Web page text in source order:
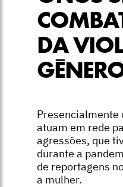
DA
Presencialmente
atuam em rede
agressões, que
durante a
de reportagens
a mulher.